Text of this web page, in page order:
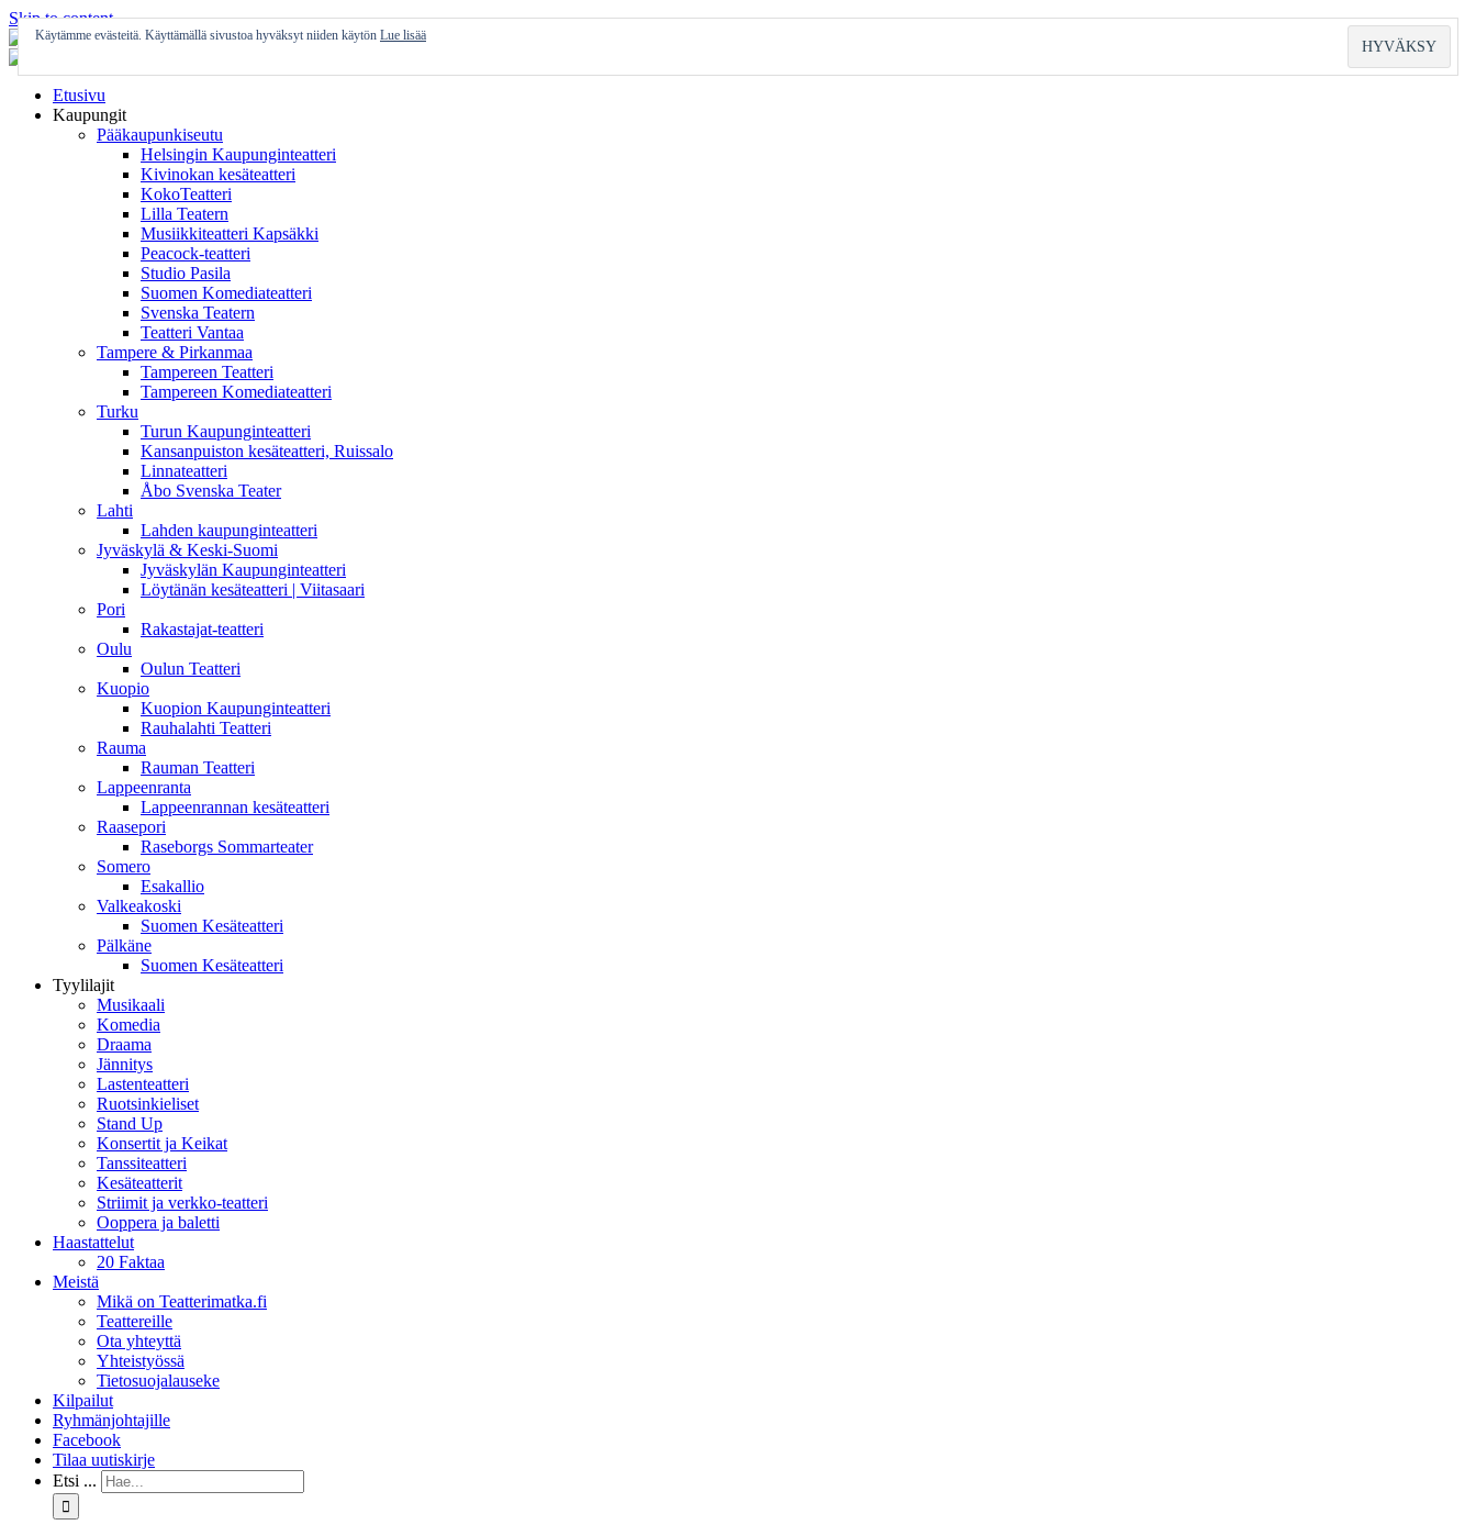
Skip to content
Etusivu
Kaupungit
Pääkaupunkiseutu
Helsingin Kaupunginteatteri
Kivinokan kesäteatteri
KokoTeatteri
Lilla Teatern
Musiikkiteatteri Kapsäkki
Peacock-teatteri
Studio Pasila
Suomen Komediateatteri
Svenska Teatern
Teatteri Vantaa
Tampere & Pirkanmaa
Tampereen Teatteri
Tampereen Komediateatteri
Turku
Turun Kaupunginteatteri
Kansanpuiston kesäteatteri, Ruissalo
Linnateatteri
Åbo Svenska Teater
Lahti
Lahden kaupunginteatteri
Jyväskylä & Keski-Suomi
Jyväskylän Kaupunginteatteri
Löytänän kesäteatteri | Viitasaari
Pori
Rakastajat-teatteri
Oulu
Oulun Teatteri
Kuopio
Kuopion Kaupunginteatteri
Rauhalahti Teatteri
Rauma
Rauman Teatteri
Lappeenranta
Lappeenrannan kesäteatteri
Raasepori
Raseborgs Sommarteater
Somero
Esakallio
Valkeakoski
Suomen Kesäteatteri
Pälkäne
Suomen Kesäteatteri
Tyylilajit
Musikaali
Komedia
Draama
Jännitys
Lastenteatteri
Ruotsinkieliset
Stand Up
Konsertit ja Keikat
Tanssiteatteri
Kesäteatterit
Striimit ja verkko-teatteri
Ooppera ja baletti
Haastattelut
20 Faktaa
Meistä
Mikä on Teatterimatka.fi
Teattereille
Ota yhteyttä
Yhteistyössä
Tietosuojalauseke
Kilpailut
Ryhmänjohtajille
Facebook
Tilaa uutiskirje
Etsi ...
Käytämme evästeitä. Käyttämällä sivustoa hyväksyt niiden käytön Lue lisää